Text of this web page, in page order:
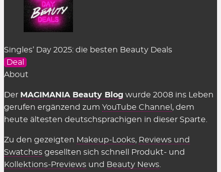
Singles’ Day 2025: die besten Beauty Deals
Deal
About
Der MAGIMANIA Beauty Blog wurde 2008 ins Leben
gerufen ergänzend zum YouTube Channel , dem
heute ältesten deutschsprachigen in dieser Sparte.
Zu den gezeigten Makeup-Looks, Reviews und
Swatches gesellten sich schnell Produkt- und
Kollektions-Previews und Beauty News